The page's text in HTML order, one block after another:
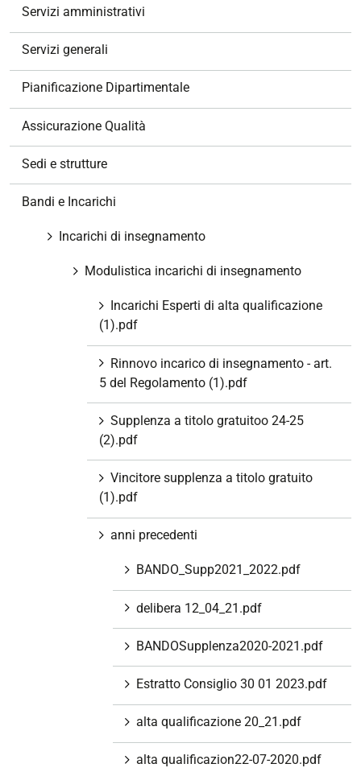
Servizi amministrativi
Servizi generali
Pianificazione Dipartimentale
Assicurazione Qualità
Sedi e strutture
Bandi e Incarichi
Incarichi di insegnamento
Modulistica incarichi di insegnamento
Incarichi Esperti di alta qualificazione
(1).pdf
Rinnovo incarico di insegnamento - art.
5 del Regolamento (1).pdf
Supplenza a titolo gratuitoo 24-25
(2).pdf
Vincitore supplenza a titolo gratuito
(1).pdf
anni precedenti
BANDO_Supp2021_2022.pdf
delibera 12_04_21.pdf
BANDOSupplenza2020-2021.pdf
Estratto Consiglio 30 01 2023.pdf
alta qualificazione 20_21.pdf
alta qualificazion22-07-2020.pdf